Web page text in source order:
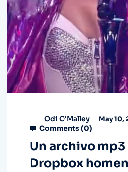
Odi O'Malley May 10,
Comments (0)
Un archivo mp3
Dropbox